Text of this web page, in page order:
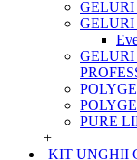
GELURI
GELURI
PURE
+
KIT UNGHII